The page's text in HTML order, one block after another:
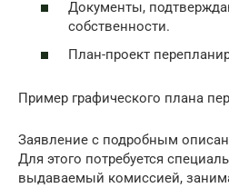
Документы,
собственности.
План-проект
Пример графического плана
Заявление с подробным
Для этого потребуется
выдаваемый комиссией,